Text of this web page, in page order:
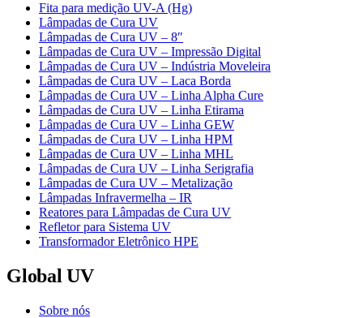
Fita para medição UV-A (Hg)
Lâmpadas de Cura UV
Lâmpadas de Cura UV – 8″
Lâmpadas de Cura UV – Impressão Digital
Lâmpadas de Cura UV – Indústria Moveleira
Lâmpadas de Cura UV – Laca Borda
Lâmpadas de Cura UV – Linha Alpha Cure
Lâmpadas de Cura UV – Linha Etirama
Lâmpadas de Cura UV – Linha GEW
Lâmpadas de Cura UV – Linha HPM
Lâmpadas de Cura UV – Linha MHL
Lâmpadas de Cura UV – Linha Serigrafia
Lâmpadas de Cura UV – Metalização
Lâmpadas Infravermelha – IR
Reatores para Lâmpadas de Cura UV
Refletor para Sistema UV
Transformador Eletrônico HPE
Global UV
Sobre nós